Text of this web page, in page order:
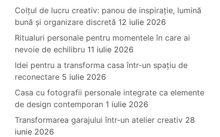
Colțul de lucru creativ: panou de inspirație, lumină
bună și organizare discretă 12 iulie 2026
Ritualuri personale pentru momentele în care ai
nevoie de echilibru 11 iulie 2026
Idei pentru a transforma casa într-un spațiu de
reconectare 5 iulie 2026
Casa cu fotografii personale integrate ca elemente
de design contemporan 1 iulie 2026
Transformarea garajului într-un atelier creativ 28
iunie 2026